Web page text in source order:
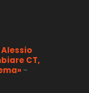
CT,
-